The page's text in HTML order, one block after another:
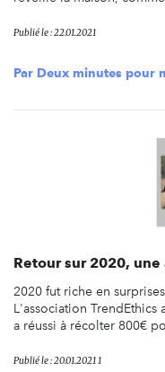
Publié le : 22.01.2021
Par Deux minutes pour
Retour sur 2020,
2020 fut riche en
L'association
a réussi à récolter 800€
Publié le : 20.01.2021 1